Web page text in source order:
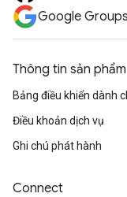
Google Groups
Thông tin sản phẩm
Bảng điều khiển dành
Điều khoản dịch vụ
Ghi chú phát hành
Connect